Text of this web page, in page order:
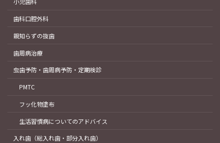
歯科口腔外科
親知らずの抜歯
歯周病治療
虫歯予防・歯周病予防・定期検診
PMTC
フッ化物塗布
生活習慣病についてのアドバイス
入れ歯（総入れ歯・部分入れ歯）